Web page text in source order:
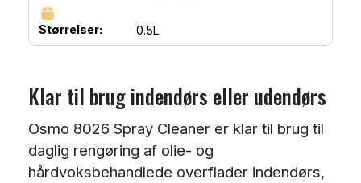
Størrelser: 0.5L
Klar til brug indendørs eller udendørs
Osmo 8026 Spray Cleaner er klar til brug til
daglig rengøring af olie- og
hårdvoksbehandlede overflader indendørs,